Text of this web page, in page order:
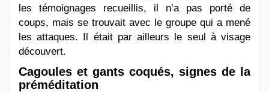
les témoignages recueillis, il n’a pas porté de
coups, mais se trouvait avec le groupe qui a mené
les attaques. Il était par ailleurs le seul à visage
découvert.
Cagoules et gants coqués, signes de la
préméditation